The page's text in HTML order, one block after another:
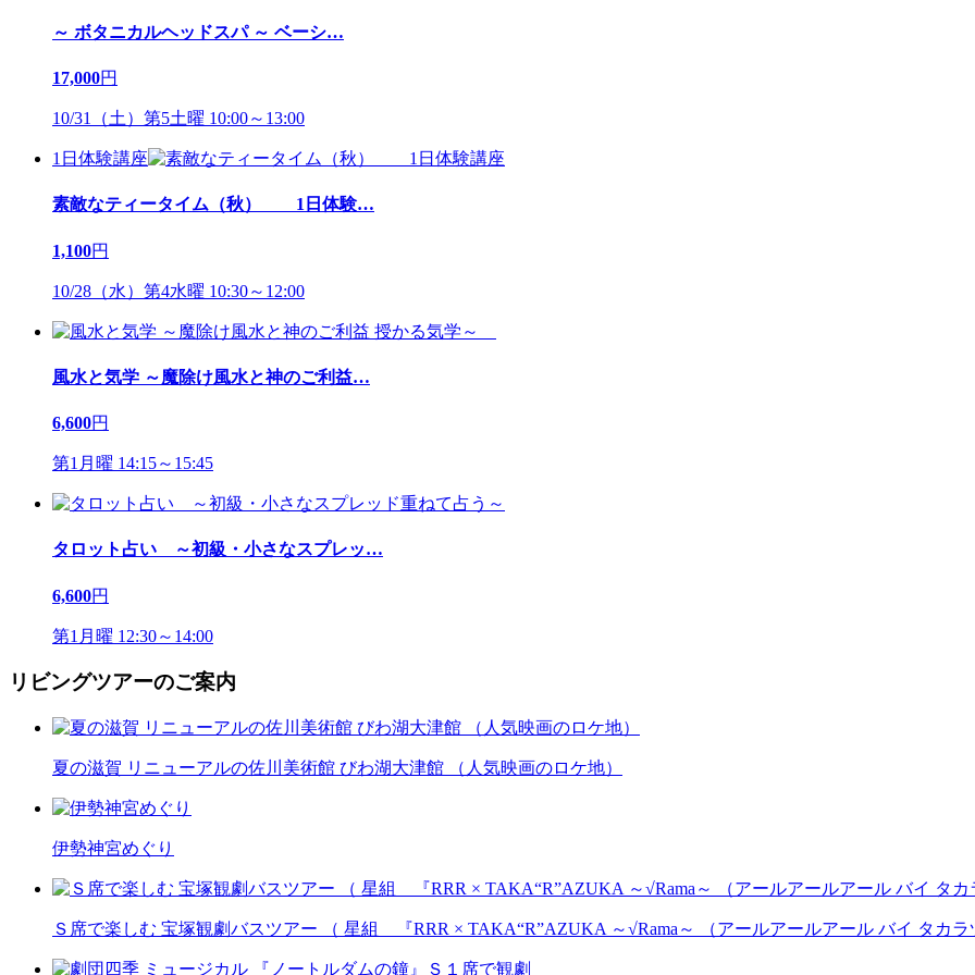
～ ボタニカルヘッドスパ ～ ベーシ…
17,000円
10/31（土）第5土曜 10:00～13:00
1日体験講座
素敵なティータイム（秋） 1日体験…
1,100円
10/28（水）第4水曜 10:30～12:00
風水と気学 ～魔除け風水と神のご利益…
6,600円
第1月曜 14:15～15:45
タロット占い ～初級・小さなスプレッ…
6,600円
第1月曜 12:30～14:00
リビングツアーのご案内
夏の滋賀 リニューアルの佐川美術館 びわ湖大津館 （人気映画のロケ地）
伊勢神宮めぐり
Ｓ席で楽しむ 宝塚観劇バスツアー （ 星組 『RRR × TAKA“R”AZUKA ～√Rama～ （アールアールアール バイ タカラ